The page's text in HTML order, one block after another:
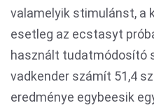
valamelyik stimulánst, a
esetleg az ecstasyt
használt tudatmódosító
vadkender számít 51,4
eredménye egybeesik